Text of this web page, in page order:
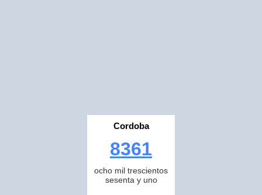
Cordoba
8361
ocho mil trescientos
sesenta y uno